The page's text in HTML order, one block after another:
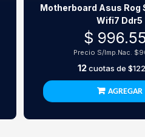
Motherboard Asus Rog
Wifi7 Ddr5
$
Precio S/Imp.Nac.
12cuotas de
AGREGAR